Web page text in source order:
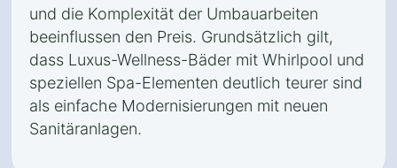
und die Komplexität der Umbauarbeiten
beeinflussen den Preis. Grundsätzlich gilt,
dass Luxus-Wellness-Bäder mit Whirlpool und
speziellen Spa-Elementen deutlich teurer sind
als einfache Modernisierungen mit neuen
Sanitäranlagen.